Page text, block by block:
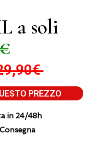
a soli
PREZZO
in 24/48h